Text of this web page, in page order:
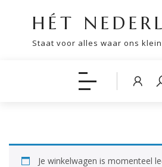
HÉT
Staat voor alles waar ons
Je winkelwagen is momenteel